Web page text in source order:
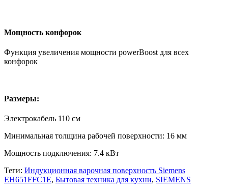
Мощность конфорок
Функция увеличения мощности powerBoost для всех
конфорок
Размеры:
Электрокабель 110 см
Минимальная толщина рабочей поверхности: 16 мм
Мощность подключения: 7.4 кВт
Теги: Индукционная варочная поверхность Siemens
EH651FFC1E, Бытовая техника для кухни, SIEMENS